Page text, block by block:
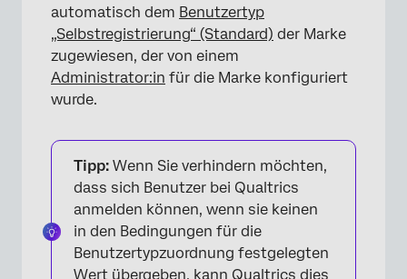
automatisch dem Benutzertyp
„Selbstregistrierung“ (Standard) der Marke
zugewiesen, der von einem
Administrator:in für die Marke konfiguriert
wurde.
Tipp: Wenn Sie verhindern möchten,
dass sich Benutzer bei Qualtrics
anmelden können, wenn sie keinen
in den Bedingungen für die
Benutzertypzuordnung festgelegten
Wert übergeben, kann Qualtrics dies